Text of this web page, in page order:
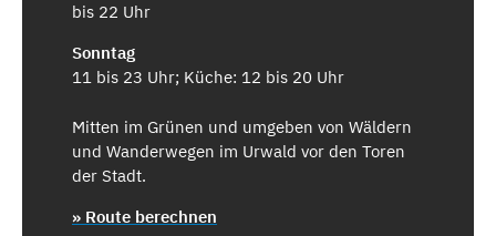
bis 22 Uhr
Sonntag
11 bis 23 Uhr; Küche: 12 bis 20 Uhr
Mitten im Grünen und umgeben von Wäldern
und Wanderwegen im Urwald vor den Toren
der Stadt.
» Route berechnen